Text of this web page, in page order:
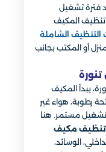
فترة تشغيل
تنظيف المكيف
الشاملة
أو المكتب بجانب
يبدأ المكيف
رطوبة، هواء غير
مستمر. هنا
تنظيف مكيف
الوسائد،